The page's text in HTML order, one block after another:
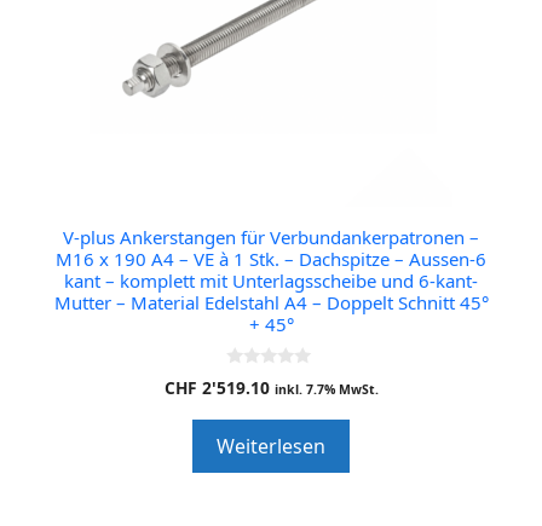
V-plus Ankerstangen für Verbundankerpatronen –
M16 x 190 A4 – VE à 1 Stk. – Dachspitze – Aussen-6
kant – komplett mit Unterlagsscheibe und 6-kant-
Mutter – Material Edelstahl A4 – Doppelt Schnitt 45°
+ 45°
0
o
o
f
5
CHF 2'519.10 inkl. 7.7% MwSt.
Weiterlesen